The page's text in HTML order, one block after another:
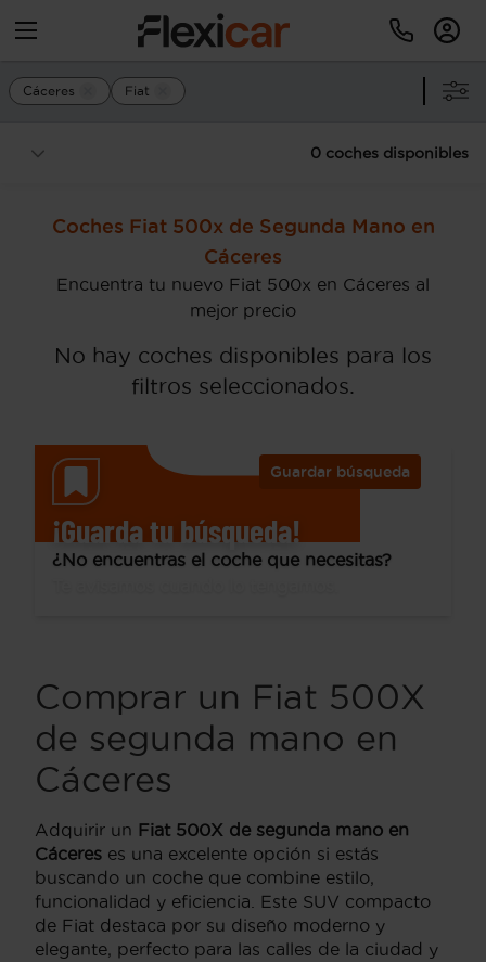
Cáceres Fiat
0 coches disponibles
Coches Fiat 500x de Segunda Mano en
Cáceres
Encuentra tu nuevo Fiat 500x en Cáceres al
mejor precio
No hay coches disponibles para los
filtros seleccionados.
Guardar búsqueda
¡Guarda tu búsqueda!
¿No encuentras el coche que necesitas?
Comprar un Fiat 500X
de segunda mano en
Cáceres
Adquirir un Fiat 500X de segunda mano en
Cáceres es una excelente opción si estás
buscando un coche que combine estilo,
funcionalidad y eficiencia. Este SUV compacto
de Fiat destaca por su diseño moderno y
elegante, perfecto para las calles de la ciudad y